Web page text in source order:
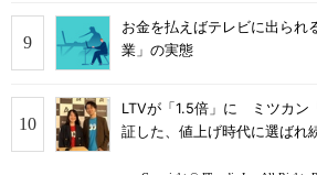
お金を払えばテレビに出ら
業」の実態
LTVが「1.5倍」に ミツカン
証した、値上げ時代に選ばれ